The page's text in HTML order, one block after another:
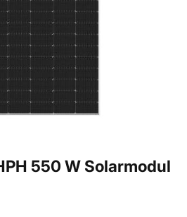
550 W Solarmodul